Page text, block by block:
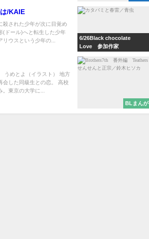
/KAIE
殺された少年が次に目覚め
(ドール)へと転生した少年
ウスという少年の...
6/26Black chocolate
Love 参加作家
うめとよ（イラスト） 地方
会した同級生との恋。 高校
東京の大学に...
BLまんが